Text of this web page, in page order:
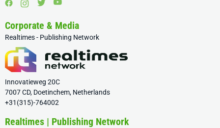
Corporate & Media
Realtimes - Publishing Network
Innovatieweg 20C
7007 CD, Doetinchem, Netherlands
+31(315)-764002
Realtimes | Publishing Network